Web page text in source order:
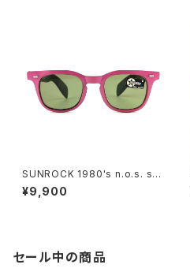
SUNROCK 1980's n.o.s. su
nglasses- Pink/Black fram
e x green lens
¥9,900
セール中の商品